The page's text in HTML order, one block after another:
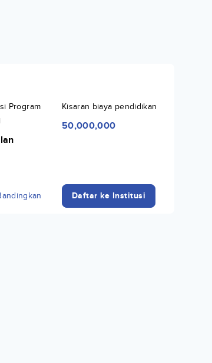
Program
Kisaran biaya pendidikan
50,000,000
Daftar ke Institusi